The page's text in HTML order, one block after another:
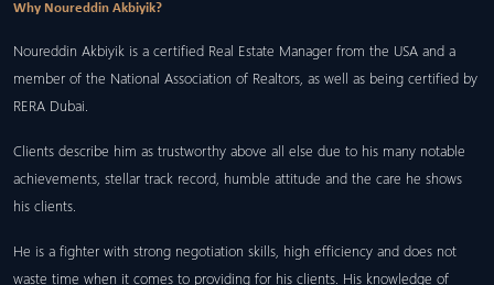
Why Noureddin Akbiyik?
Noureddin Akbiyik is a certified Real Estate Manager from the USA and a
member of the National Association of Realtors, as well as being certified by
RERA Dubai.
Clients describe him as trustworthy above all else due to his many notable
achievements, stellar track record, humble attitude and the care he shows
his clients.
He is a fighter with strong negotiation skills, high efficiency and does not
waste time when it comes to providing for his clients. His knowledge of